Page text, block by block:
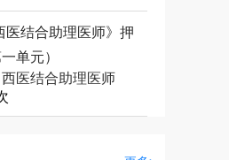
医结合助理医师》押
单元）
西医结合助理医师